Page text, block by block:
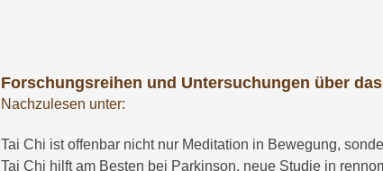
Forschungsreihen und Untersuchungen über
Nachzulesen unter:
Tai Chi ist offenbar nicht nur Meditation in Bewegung,
Tai Chi hilft am Besten bei Parkinson, neue Studie in